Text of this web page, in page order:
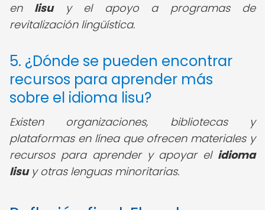
en lisuy el apoyo a programas de
revitalización lingüística.
5. ¿Dónde se pueden encontrar
recursos para aprender más
sobre el idioma lisu?
Existen organizaciones, bibliotecas y
plataformas en línea que ofrecen materiales y
recursos para aprender y apoyar el idioma
lisuy otras lenguas minoritarias.